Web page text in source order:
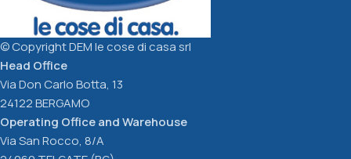
© Copyright DEM le cose di casa srl
Head Office
Via Don Carlo Botta, 13
24122 BERGAMO
Operating Office and Warehouse
Via San Rocco, 8/A